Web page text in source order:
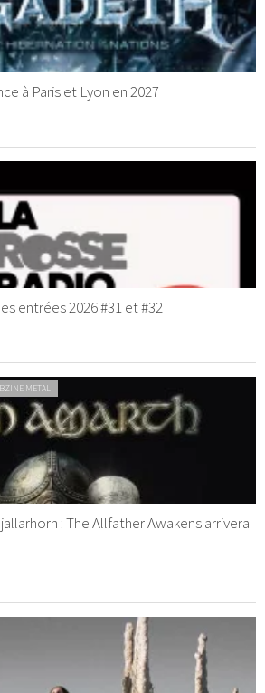
à Paris et Lyon en 2027
entrées 2026 #31 et #32
METAL
: The Allfather Awakens arrivera